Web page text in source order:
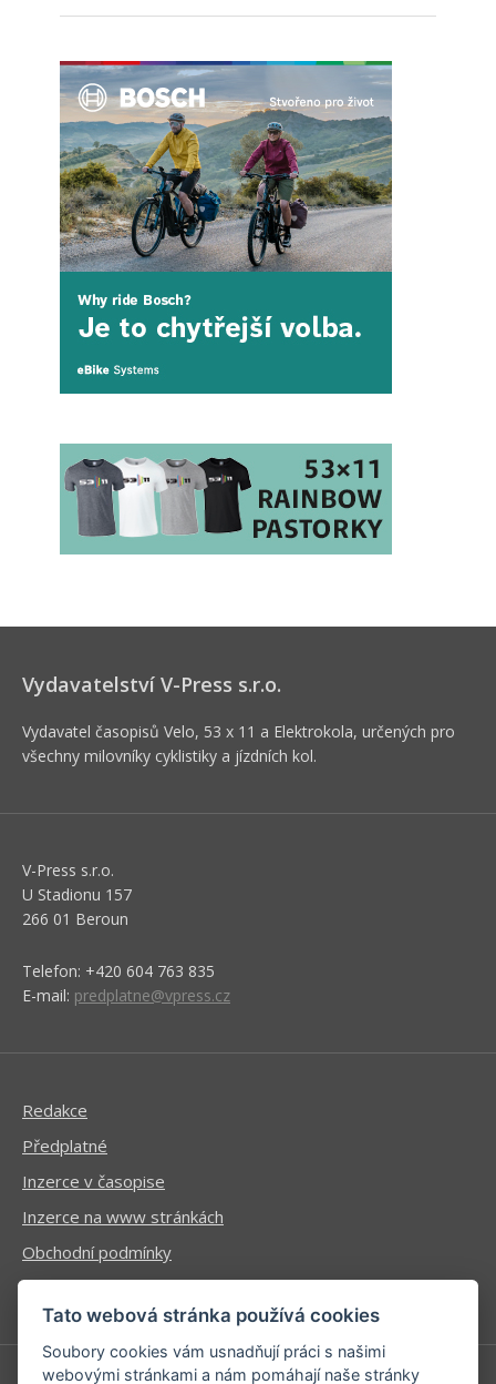
Vydavatelství V-Press s.r.o.
Vydavatel časopisů Velo, 53 x 11 a Elektrokola, určených pro
všechny milovníky cyklistiky a jízdních kol.
V-Press s.r.o.
U Stadionu 157
266 01 Beroun
Telefon: +420 604 763 835
E-mail: predplatne@vpress.cz
Redakce
Předplatné
Inzerce v časopise
Inzerce na www stránkách
Obchodní podmínky
Ochrana osobních údajů
Tato webová stránka používá cookies
Soubory cookies vám usnadňují práci s našimi
webovými stránkami a nám pomáhají naše stránky